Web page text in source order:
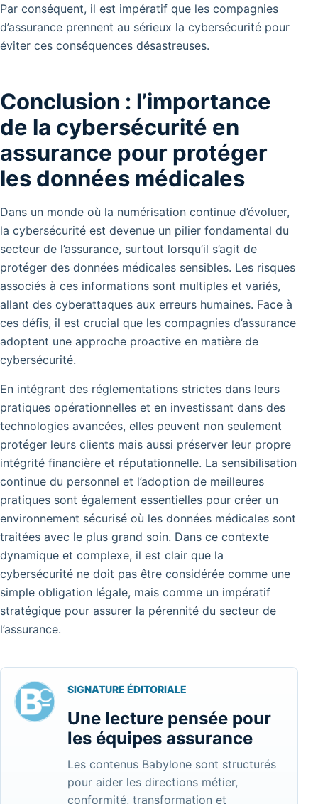
Par conséquent, il est impératif que les compagnies
d’assurance prennent au sérieux la cybersécurité pour
éviter ces conséquences désastreuses.
Conclusion : l’importance
de la cybersécurité en
assurance pour protéger
les données médicales
Dans un monde où la numérisation continue d’évoluer,
la cybersécurité est devenue un pilier fondamental du
secteur de l’assurance, surtout lorsqu’il s’agit de
protéger des données médicales sensibles. Les risques
associés à ces informations sont multiples et variés,
allant des cyberattaques aux erreurs humaines. Face à
ces défis, il est crucial que les compagnies d’assurance
adoptent une approche proactive en matière de
cybersécurité.
En intégrant des réglementations strictes dans leurs
pratiques opérationnelles et en investissant dans des
technologies avancées, elles peuvent non seulement
protéger leurs clients mais aussi préserver leur propre
intégrité financière et réputationnelle. La sensibilisation
continue du personnel et l’adoption de meilleures
pratiques sont également essentielles pour créer un
environnement sécurisé où les données médicales sont
traitées avec le plus grand soin. Dans ce contexte
dynamique et complexe, il est clair que la
cybersécurité ne doit pas être considérée comme une
simple obligation légale, mais comme un impératif
stratégique pour assurer la pérennité du secteur de
l’assurance.
SIGNATURE ÉDITORIALE
Une lecture pensée pour
les équipes assurance
Les contenus Babylone sont structurés
pour aider les directions métier,
conformité, transformation et